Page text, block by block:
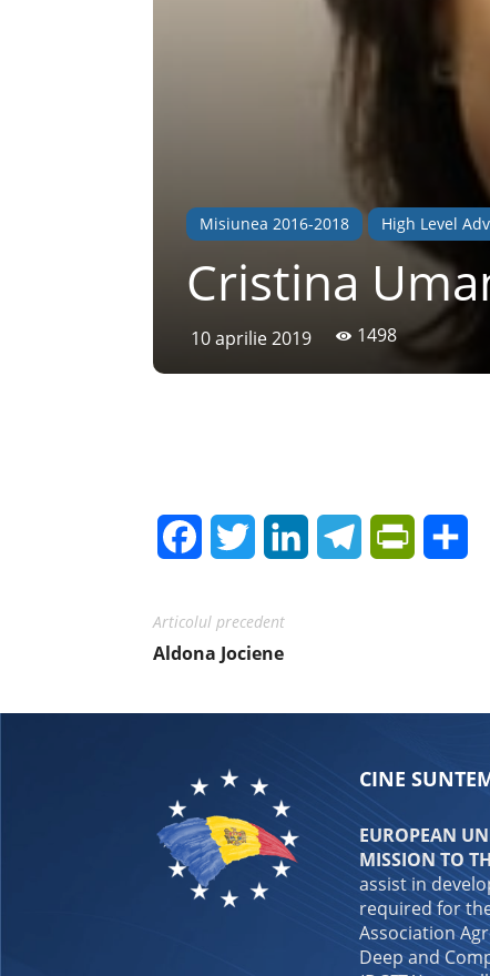
Misiunea 2016-2018 High Level
Cristina
10 aprilie 2019 1498
FacebookTwitter LinkedInTelegram
Articolul precedent
Aldona Jociene
CINE
EUROPEAN
MISSION TO
assist in
required for
Association
Deep and